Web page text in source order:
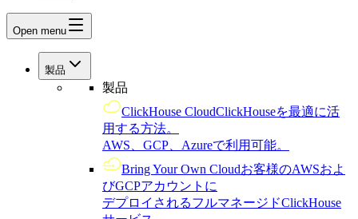
Open menu
製品
製品
ClickHouse CloudClickHouseを最適に活
用する方法。
AWS、GCP、Azureで利用可能。
Bring Your Own Cloudお客様のAWSおよ
びGCPアカウントに
デプロイされるフルマネージドClickHouse